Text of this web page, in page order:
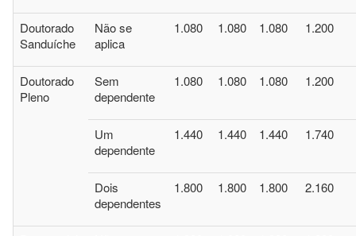
Doutorado
Sanduíche
Não se
aplica
1.080 1.080 1.080 1.200
Doutorado
Pleno
Sem
dependente
1.080 1.080 1.080 1.200
Um
dependente
1.440 1.440 1.440 1.740
Dois
dependentes
1.800 1.800 1.800 2.160